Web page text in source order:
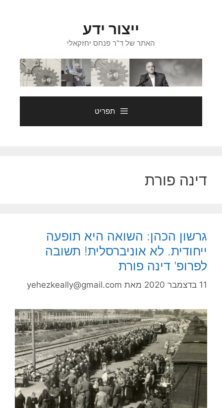
ייצור ידע
האתר של ד"ר פנחס יחזקאלי
תפריט
דינה פורת
גרשון הכהן: השואה היא תופעה
ייחודית. לא אוניברסלית! תשובה
לפרופ' דינה פורת
11 בדצמבר 2020 מאת yehezkeally@gmail.com